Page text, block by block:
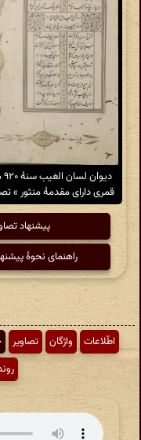
قمری دارای مقدمهٔ منثور »
پیشنهاد
راهنمای نحوهٔ
اطّلاعات واژگان تصاویر